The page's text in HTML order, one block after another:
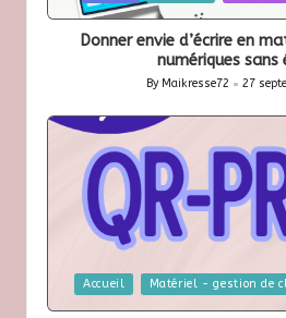
Donner envie d’écrire en
numériques sans
Posted
By Maikresse72 27
PostedAccueil Matériel - gestion de